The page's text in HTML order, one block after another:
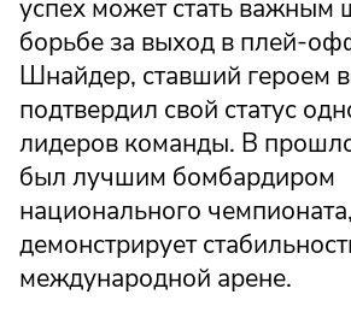
успех может стать важным
борьбе за выход в плей-
Шнайдер, ставший героем
подтвердил свой статус
лидеров команды. В
был лучшим бомбардиром
национального
демонстрирует
международной арене.